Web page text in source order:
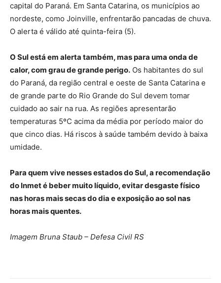
capital do Paraná. Em Santa Catarina, os municípios ao
nordeste, como Joinville, enfrentarão pancadas de chuva.
O alerta é válido até quinta-feira (5).
O Sul está em alerta também, mas para uma onda de
calor, com grau de grande perigo. Os habitantes do sul
do Paraná, da região central e oeste de Santa Catarina e
de grande parte do Rio Grande do Sul devem tomar
cuidado ao sair na rua. As regiões apresentarão
temperaturas 5ºC acima da média por período maior do
que cinco dias. Há riscos à saúde também devido à baixa
umidade.
Para quem vive nesses estados do Sul, a recomendação
do Inmet é beber muito líquido, evitar desgaste físico
nas horas mais secas do dia e exposição ao sol nas
horas mais quentes.
Imagem Bruna Staub – Defesa Civil RS